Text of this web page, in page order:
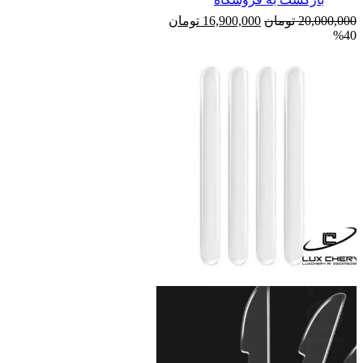
20,000,000 تومان قیمت
16,900,000 تومان
%40